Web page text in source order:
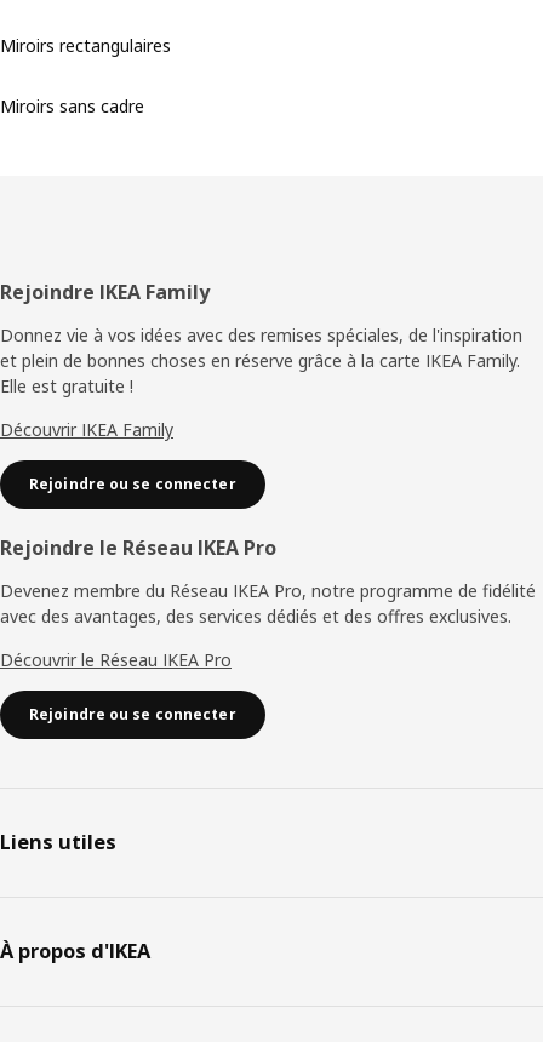
Miroirs rectangulaires
Miroirs sans cadre
Pied
de
page
Rejoindre IKEA Family
Donnez vie à vos idées avec des remises spéciales, de l'inspiration
et plein de bonnes choses en réserve grâce à la carte IKEA Family.
Elle est gratuite !
Découvrir IKEA Family
Rejoindre ou se connecter
Rejoindre le Réseau IKEA Pro
Devenez membre du Réseau IKEA Pro, notre programme de fidélité
avec des avantages, des services dédiés et des offres exclusives.
Découvrir le Réseau IKEA Pro
Rejoindre ou se connecter
Liens utiles
À propos d'IKEA